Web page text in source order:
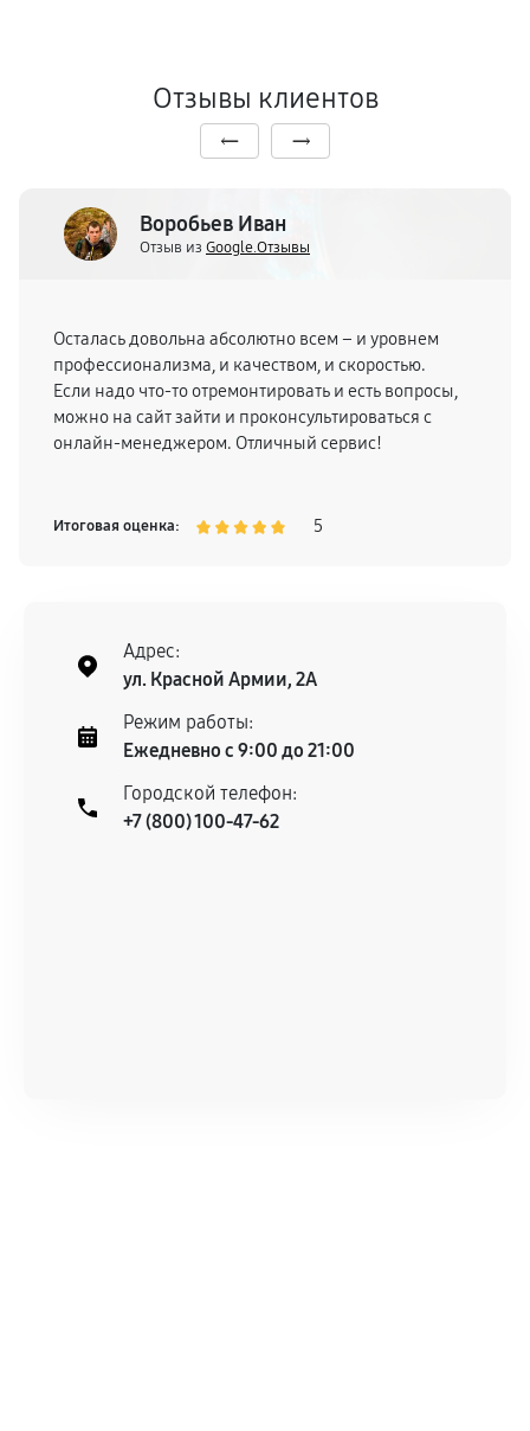
Отзывы клиентов
Воробьев Иван
Отзыв из Google.Отзывы
Осталась довольна абсолютно всем – и уровнем
профессионализма, и качеством, и скоростью.
Если надо что-то отремонтировать и есть вопросы,
можно на сайт зайти и проконсультироваться с
онлайн-менеджером. Отличный сервис!
Итоговая оценка: 5
Адрес:
ул. Красной Армии, 2А
Режим работы:
Ежедневно с 9:00 до 21:00
Городской телефон:
+7 (800) 100-47-62